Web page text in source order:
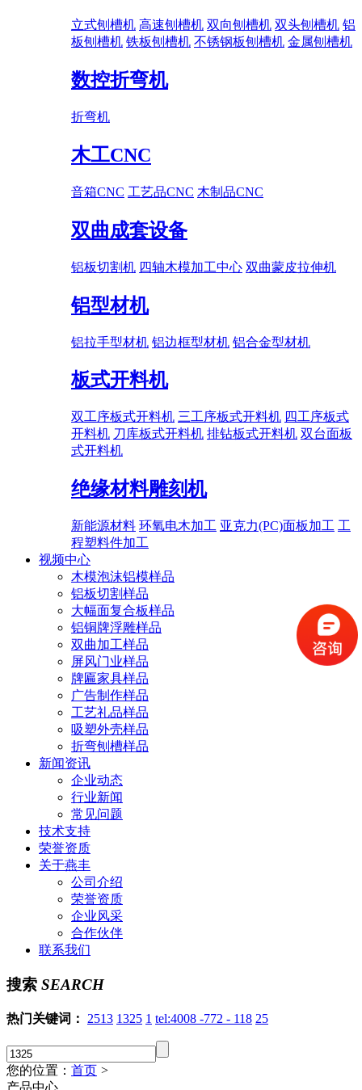
立式刨槽机 高速刨槽机 双向刨槽机 双头刨槽机 铝
板刨槽机 铁板刨槽机 不锈钢板刨槽机 金属刨槽机
数控折弯机
折弯机
木工CNC
音箱CNC 工艺品CNC 木制品CNC
双曲成套设备
铝板切割机 四轴木模加工中心 双曲蒙皮拉伸机
铝型材机
铝拉手型材机 铝边框型材机 铝合金型材机
板式开料机
双工序板式开料机 三工序板式开料机 四工序板式
开料机 刀库板式开料机 排钻板式开料机 双台面板
式开料机
绝缘材料雕刻机
新能源材料 环氧电木加工 亚克力(PC)面板加工 工
程塑料件加工
视频中心
木模泡沫铝模样品
铝板切割样品
大幅面复合板样品
铝铜牌浮雕样品
双曲加工样品
屏风门业样品
牌匾家具样品
广告制作样品
工艺礼品样品
吸塑外壳样品
折弯刨槽样品
新闻资讯
企业动态
行业新闻
常见问题
技术支持
荣誉资质
关于燕丰
公司介绍
荣誉资质
企业风采
合作伙伴
联系我们
搜索 SEARCH
热门关键词： 2513 1325 1 tel:4008 -772 - 118 25
您的位置： 首页 >
产品中心